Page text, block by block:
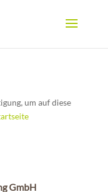
um auf diese
GmbH